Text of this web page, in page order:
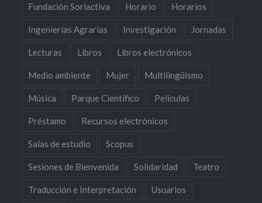
Fundación Soriactiva Horario Horarios
Ingenierías Agrarias Investigación Jornadas
Lecturas Libros Libros electrónicos
Medio ambiente Mujer Multilingüismo
Música Parque Científico Películas
Préstamo Recursos electrónicos
Salas de estudio Scopus
Sesiones de Bienvenida Solidaridad Teatro
Traducción e Interpretación Usuarios